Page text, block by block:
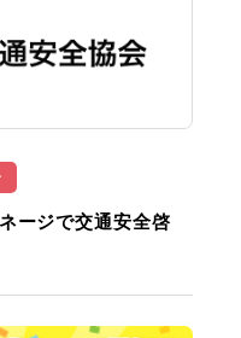
ージで交通安全啓